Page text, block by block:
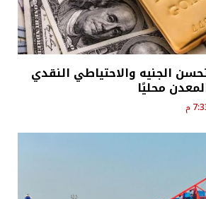
الجنيه والاحتياطي النقدي
محليًا